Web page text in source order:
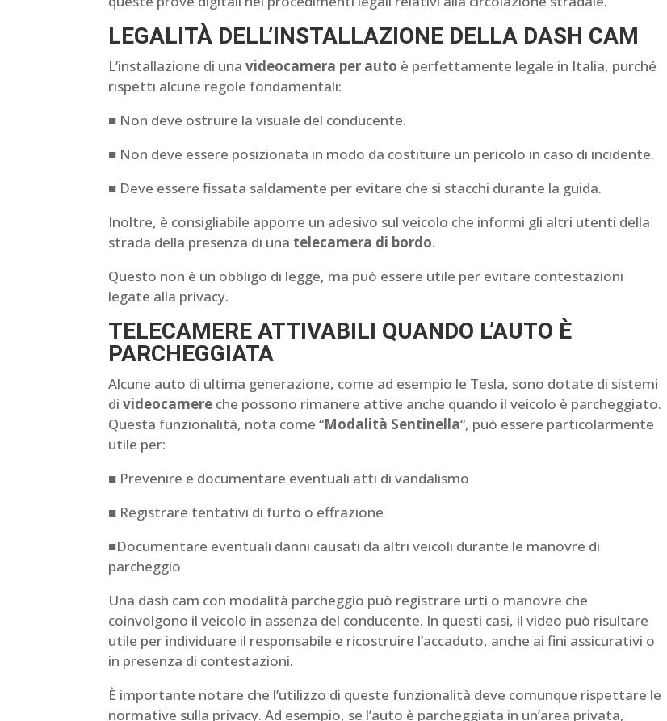
LEGALITÀ DELL’INSTALLAZIONE DELLA DASH CAM
L’installazione di unavideocamera per auto è perfettamente legale in Italia, purché
rispetti alcune regole fondamentali:
■ Non deve ostruire la visuale del conducente.
■ Non deve essere posizionata in modo da costituire un pericolo in caso di incidente.
■ Deve essere fissata saldamente per evitare che si stacchi durante la guida.
Inoltre, è consigliabile apporre un adesivo sul veicolo che informi gli altri utenti della
strada della presenza di una telecamera di bordo.
Questo non è un obbligo di legge, ma può essere utile per evitare contestazioni
legate alla privacy.
TELECAMERE ATTIVABILI QUANDO L’AUTO È
PARCHEGGIATA
Alcune auto di ultima generazione, come ad esempio le Tesla, sono dotate di sistemi
divideocamere che possono rimanere attive anche quando il veicolo è parcheggiato.
Questa funzionalità, nota come “Modalità Sentinella“, può essere particolarmente
utile per:
■ Prevenire e documentare eventuali atti di vandalismo
■ Registrare tentativi di furto o effrazione
■Documentare eventuali danni causati da altri veicoli durante le manovre di
parcheggio
Una dash cam con modalità parcheggio può registrare urti o manovre che
coinvolgono il veicolo in assenza del conducente. In questi casi, il video può risultare
utile per individuare il responsabile e ricostruire l’accaduto, anche ai fini assicurativi o
in presenza di contestazioni.
È importante notare che l’utilizzo di queste funzionalità deve comunque rispettare le
normative sulla privacy. Ad esempio, se l’auto è parcheggiata in un’area privata,